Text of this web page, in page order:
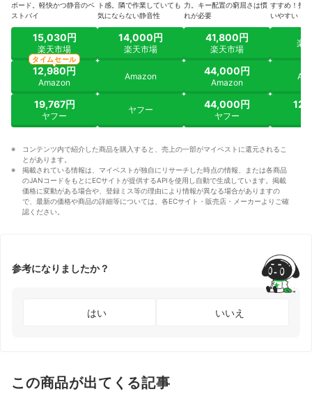
ボード。軽快かつ静音のベ
ストバイ
15,030円
楽天市場
12,980円
Amazon
タイムセール
19,767円
ヤフー
ト感。隣で作業していても
気にならない静音性
14,000円
楽天市場
Amazon
ヤフー
力。キー配置の窮屈さは慣
れが必要
41,800円
楽天市場
44,000円
Amazon
44,000円
ヤフー
すすめ！打
いやすい
楽
コンテンツ内で紹介した商品を購入すると、売上の一部がマイベストに還元されるこ
とがあります。
掲載されている情報は、マイベストが独自にリサーチした時点の情報、または各商品
のJANコードをもとにECサイトが提供するAPIを使用し自動で生成しています。掲載
価格に変動がある場合や、登録ミス等の理由により情報が異なる場合がありますの
で、最新の価格や商品の詳細等については、各ECサイト・販売店・メーカーよりご確
認ください。
参考になりましたか？
はい いいえ
この商品が出てくる記事